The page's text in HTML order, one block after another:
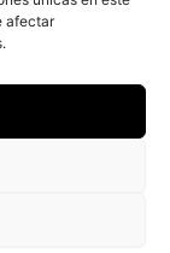
afectar